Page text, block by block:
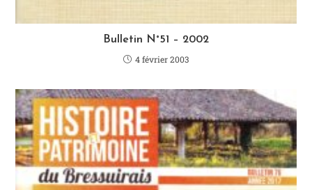
Bulletin N°51 – 2002
4 février 2003